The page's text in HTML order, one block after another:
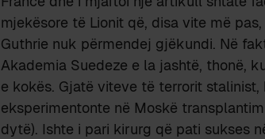
mjekësore të Lionit që, disa vite më
Guthrie nuk përmendej gjëkundi. Në
Akademia Suedeze e la jashtë, thonë,
e kokës. Gjatë viteve të terrorit
eksperimentonte në Moskë
dytë). Ishte i pari kirurg që pati sukses